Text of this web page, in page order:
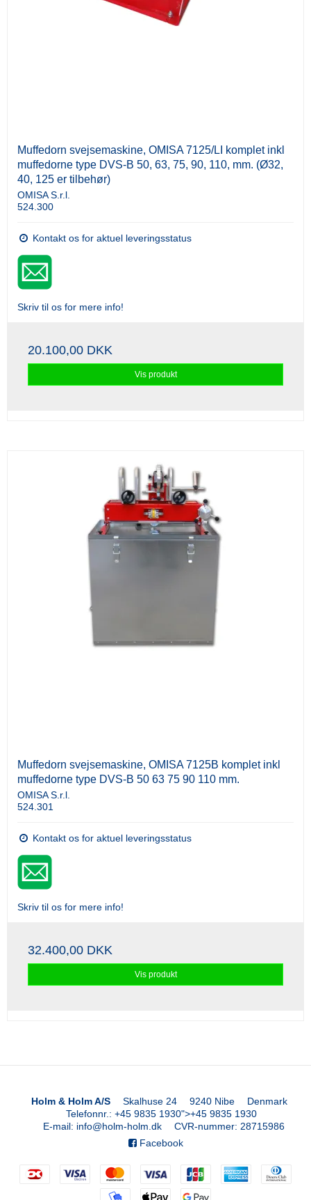
Muffedorn svejsemaskine, OMISA 7125/LI komplet inkl
muffedorne type DVS-B 50, 63, 75, 90, 110, mm. (Ø32,
40, 125 er tilbehør)
OMISA S.r.l.
524.300
Kontakt os for aktuel leveringsstatus
Skriv til os for mere info!
20.100,00 DKK
Vis produkt
Muffedorn svejsemaskine, OMISA 7125B komplet inkl
muffedorne type DVS-B 50 63 75 90 110 mm.
OMISA S.r.l.
524.301
Kontakt os for aktuel leveringsstatus
Skriv til os for mere info!
32.400,00 DKK
Vis produkt
Holm & Holm A/S Skalhuse 24 9240 Nibe
Denmark
Telefonnr. : +45 9835 1930">+45 9835 1930
E-mail: info@holm-holm.dk CVR-nummer: 28715986
Facebook